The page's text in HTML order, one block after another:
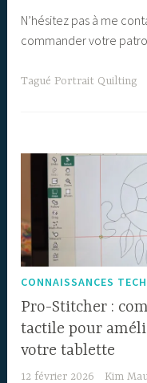
N’hésitez pas à me
commander votre
Tagué Portrait Quilting
CONNAISSANCES
Pro-Stitcher :
tactile pour
votre tablette
12 février 2026 Kim